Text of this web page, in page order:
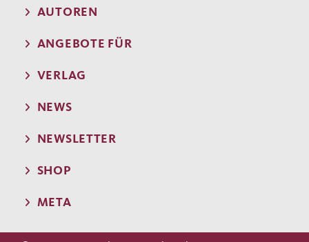
AUTOREN
ANGEBOTE FÜR
VERLAG
NEWS
NEWSLETTER
SHOP
META